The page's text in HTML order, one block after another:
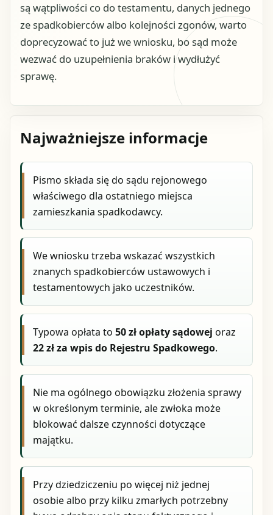
są wątpliwości co do testamentu, danych jednego
ze spadkobierców albo kolejności zgonów, warto
doprecyzować to już we wniosku, bo sąd może
wezwać do uzupełnienia braków i wydłużyć
sprawę.
Najważniejsze informacje
Pismo składa się do sądu rejonowego
właściwego dla ostatniego miejsca
zamieszkania spadkodawcy.
We wniosku trzeba wskazać wszystkich
znanych spadkobierców ustawowych i
testamentowych jako uczestników.
Typowa opłata to50 zł opłaty sądowej oraz
22 zł za wpis do Rejestru Spadkowego.
Nie ma ogólnego obowiązku złożenia sprawy
w określonym terminie, ale zwłoka może
blokować dalsze czynności dotyczące
majątku.
Przy dziedziczeniu po więcej niż jednej
osobie albo przy kilku zmarłych potrzebny